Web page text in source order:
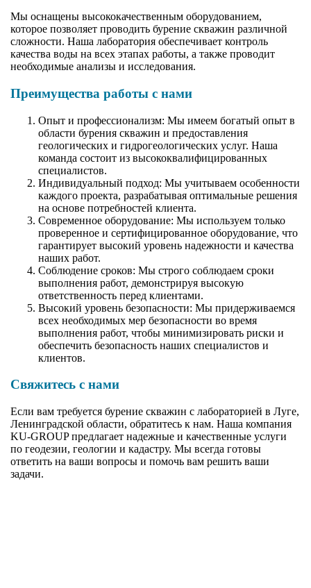
Мы оснащены высококачественным оборудованием,
которое позволяет проводить бурение скважин различной
сложности. Наша лаборатория обеспечивает контроль
качества воды на всех этапах работы, а также проводит
необходимые анализы и исследования.
Преимущества работы с нами
Опыт и профессионализм: Мы имеем богатый опыт в
области бурения скважин и предоставления
геологических и гидрогеологических услуг. Наша
команда состоит из высококвалифицированных
специалистов.
Индивидуальный подход: Мы учитываем особенности
каждого проекта, разрабатывая оптимальные решения
на основе потребностей клиента.
Современное оборудование: Мы используем только
проверенное и сертифицированное оборудование, что
гарантирует высокий уровень надежности и качества
наших работ.
Соблюдение сроков: Мы строго соблюдаем сроки
выполнения работ, демонстрируя высокую
ответственность перед клиентами.
Высокий уровень безопасности: Мы придерживаемся
всех необходимых мер безопасности во время
выполнения работ, чтобы минимизировать риски и
обеспечить безопасность наших специалистов и
клиентов.
Свяжитесь с нами
Если вам требуется бурение скважин с лабораторией в Луге,
Ленинградской области, обратитесь к нам. Наша компания
KU-GROUP предлагает надежные и качественные услуги
по геодезии, геологии и кадастру. Мы всегда готовы
ответить на ваши вопросы и помочь вам решить ваши
задачи.